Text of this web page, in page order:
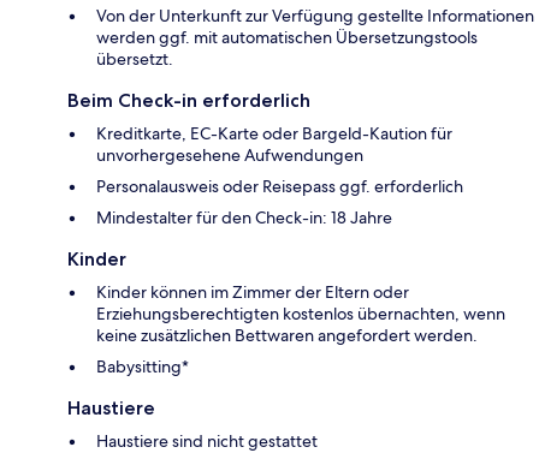
Von der Unterkunft zur Verfügung gestellte Informationen
werden ggf. mit automatischen Übersetzungstools
übersetzt.
Beim Check-in erforderlich
Kreditkarte, EC-Karte oder Bargeld-Kaution für
unvorhergesehene Aufwendungen
Personalausweis oder Reisepass ggf. erforderlich
Mindestalter für den Check-in: 18 Jahre
Kinder
Kinder können im Zimmer der Eltern oder
Erziehungsberechtigten kostenlos übernachten, wenn
keine zusätzlichen Bettwaren angefordert werden.
Babysitting*
Haustiere
Haustiere sind nicht gestattet